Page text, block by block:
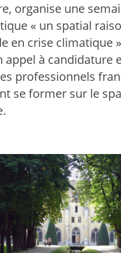
organise une
« un spatial
en crise climatique
appel à candidature
professionnels
se former sur le